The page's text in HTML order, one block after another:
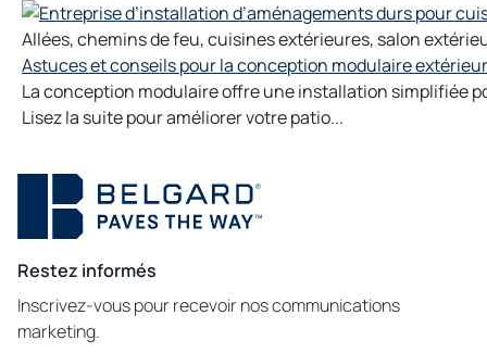
Allées,chemins de feu,cuisines extérieures, salon
Astuces et conseils pour la conception modulaire
La conception modulaire offre une installation simplifiée
Lisez la suite pour améliorer votre patio...
Restez informés
Inscrivez-vous pour recevoir nos communications
marketing.